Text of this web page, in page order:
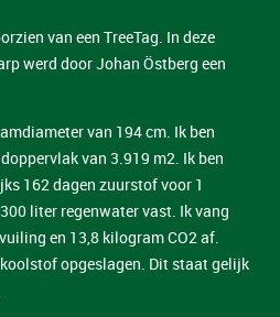
van een TreeTag. In deze
werd door Johan Östberg een
van 194 cm. Ik ben
van 3.919 m2. Ik ben
162 dagen zuurstof voor 1
liter regenwater vast. Ik vang
en 13,8 kilogram CO2 af.
opgeslagen. Dit staat gelijk